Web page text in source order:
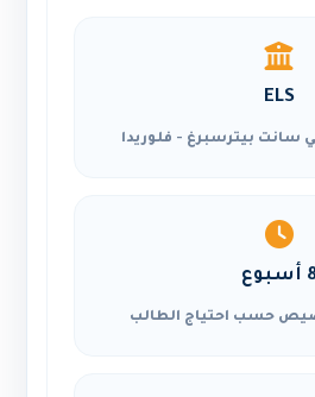
ELS
بيترسبرغ - فلوريدا
حسب احتياج الطالب